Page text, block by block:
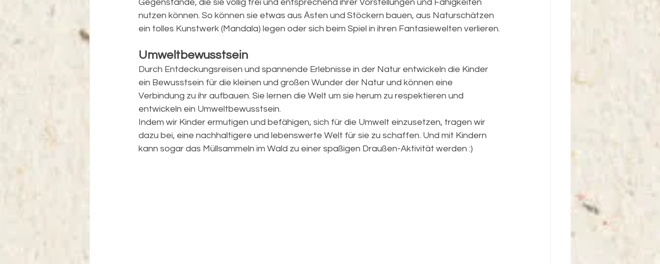
Gegenstände, die sie völlig frei und entsprechend ihrer Vorstellungen und Fähigkeiten
nutzen können. So können sie etwas aus Ästen und Stöckern bauen, aus Naturschätzen
ein tolles Kunstwerk (Mandala) legen oder sich beim Spiel in ihren Fantasiewelten verlieren.
Umweltbewusstsein
Durch Entdeckungsreisen und spannende Erlebnisse in der Natur entwickeln die Kinder
ein Bewusstsein für die kleinen und großen Wunder der Natur und können eine
Verbindung zu ihr aufbauen. Sie lernen die Welt um sie herum zu respektieren und
entwickeln ein Umweltbewusstsein.
Indem wir Kinder ermutigen und befähigen, sich für die Umwelt einzusetzen, tragen wir
dazu bei, eine nachhaltigere und lebenswerte Welt für sie zu schaffen. Und mit Kindern
kann sogar das Müllsammeln im Wald zu einer spaßigen Draußen-Aktivität werden :)